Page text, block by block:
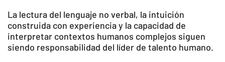
La lectura del lenguaje no verbal, la intuición
construida con experiencia y la capacidad de
interpretar contextos humanos complejos siguen
siendo responsabilidad del líder de talento humano.